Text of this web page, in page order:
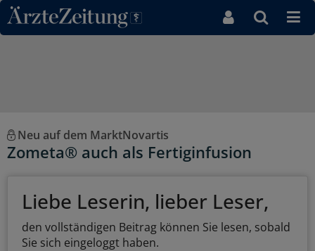
Direkt zum Inhaltsbereich
Neu auf dem MarktNovartis
Zometa® auch als Fertiginfusion
Liebe Leserin, lieber Leser,
den vollständigen Beitrag können Sie lesen, sobald
Sie sich eingeloggt haben.